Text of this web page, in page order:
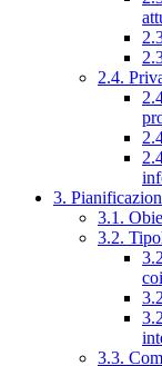
2.4.
3.
3.1.
3.2.
3.3.